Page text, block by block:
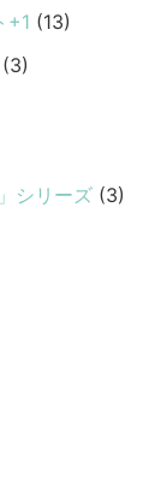
+1 (13)
(3)
シリーズ (3)